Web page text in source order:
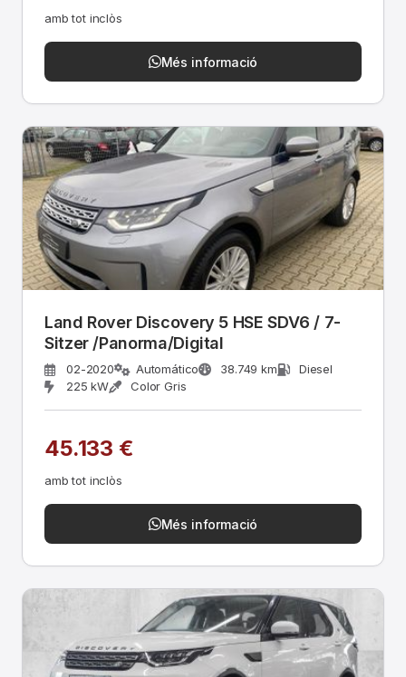
amb tot inclòs
Més informació
Land Rover Discovery 5 HSE SDV6 / 7-
Sitzer /Panorma/Digital
02-2020 Automático 38.749 km
Diesel
225 kW
Color Gris
45.133 €
amb tot inclòs
Més informació